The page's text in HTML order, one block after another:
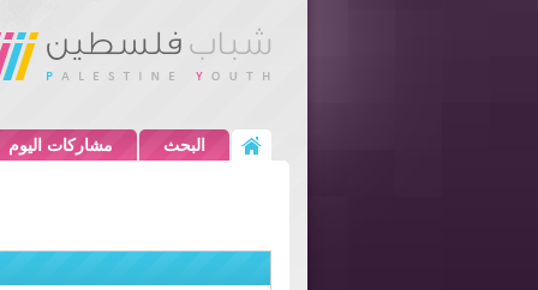
البحث مشاركات اليوم